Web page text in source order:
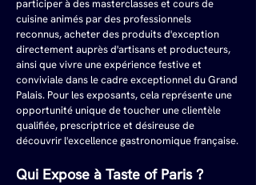
participer à des masterclasses et cours de
cuisine animés par des professionnels
reconnus, acheter des produits d'exception
directement auprès d'artisans et producteurs,
ainsi que vivre une expérience festive et
conviviale dans le cadre exceptionnel du Grand
Palais. Pour les exposants, cela représente une
opportunité unique de toucher une clientèle
qualifiée, prescriptrice et désireuse de
découvrir l'excellence gastronomique française.
Qui Expose à Taste of Paris ?